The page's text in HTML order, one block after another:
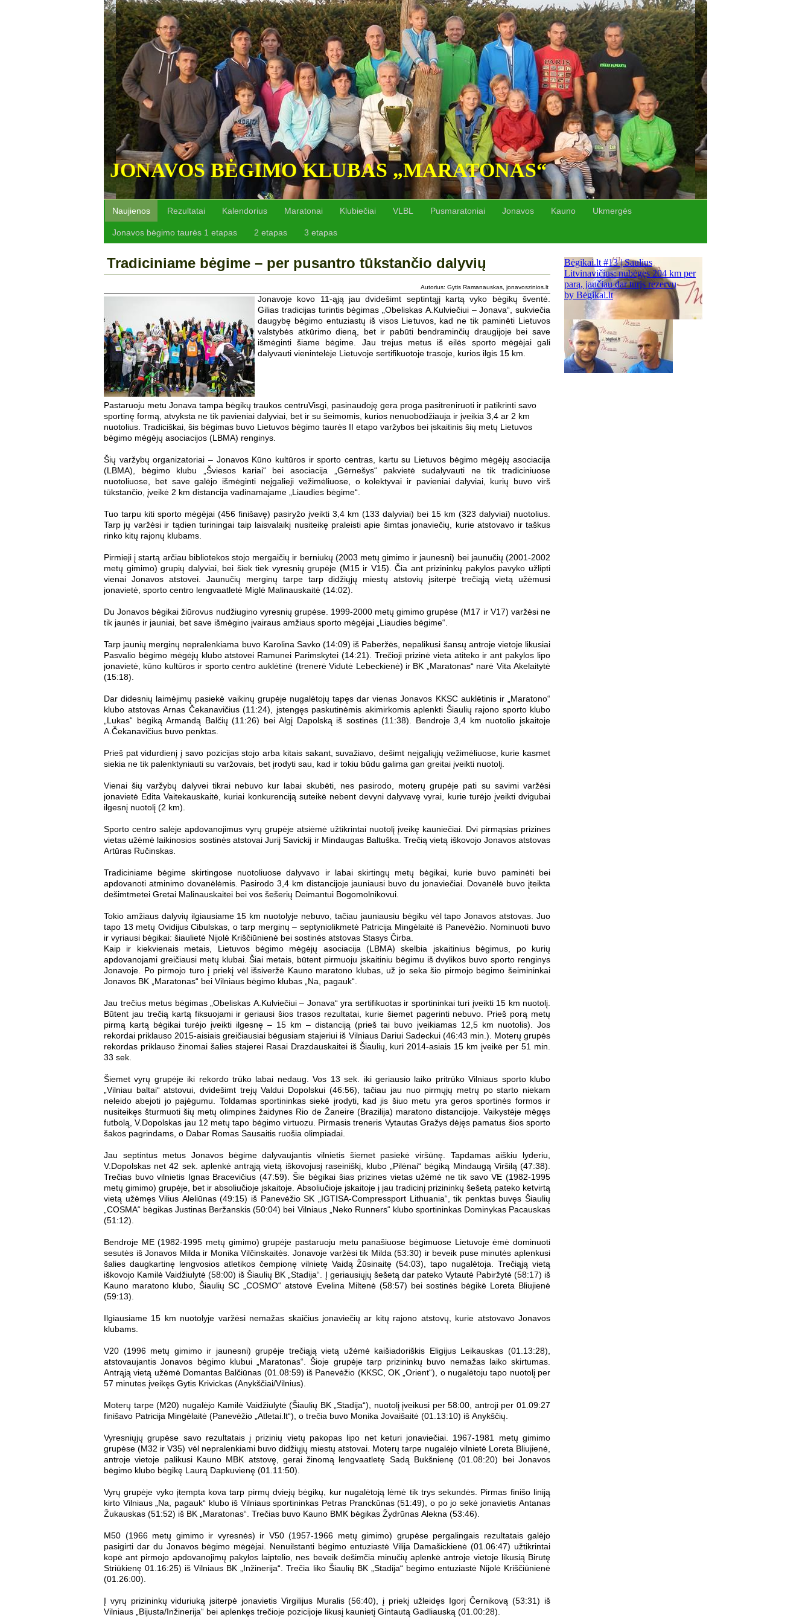
JONAVOS BĖGIMO KLUBAS „MARATONAS“
Naujienos Rezultatai Kalendorius Maratonai Klubiečiai VLBL Pusmaratoniai Jonavos Kauno Ukmergės
Jonavos bėgimo taurės 1 etapas 2 etapas 3 etapas
Tradiciniame bėgime – per pusantro tūkstančio dalyvių
Autorius: Gytis Ramanauskas, jonavoszinios.lt
Jonavoje kovo 11-ąją jau dvidešimt septintąjį kartą vyko bėgikų šventė.
Gilias tradicijas turintis bėgimas „Obeliskas A.Kulviečiui – Jonava“, sukviečia
daugybę bėgimo entuziastų iš visos Lietuvos, kad ne tik paminėti Lietuvos
valstybės atkūrimo dieną, bet ir pabūti bendraminčių draugijoje bei save
išmėginti šiame bėgime. Jau trejus metus iš eilės sporto mėgėjai gali
dalyvauti vienintelėje Lietuvoje sertifikuotoje trasoje, kurios ilgis 15 km.
Pastaruoju metu Jonava tampa bėgikų traukos centruVisgi, pasinaudoję gera proga pasitreniruoti ir patikrinti savo
sportinę formą, atvyksta ne tik pavieniai dalyviai, bet ir su šeimomis, kurios nenuobodžiauja ir įveikia 3,4 ar 2 km
nuotolius. Tradiciškai, šis bėgimas buvo Lietuvos bėgimo taurės II etapo varžybos bei įskaitinis šių metų Lietuvos
bėgimo mėgėjų asociacijos (LBMA) renginys.
Šių varžybų organizatoriai – Jonavos Kūno kultūros ir sporto centras, kartu su Lietuvos bėgimo mėgėjų asociacija
(LBMA), bėgimo klubu „Šviesos kariai“ bei asociacija „Gėrnešys“ pakvietė sudalyvauti ne tik tradiciniuose
nuotoliuose, bet save galėjo išmėginti neįgalieji vežimėliuose, o kolektyvai ir pavieniai dalyviai, kurių buvo virš
tūkstančio, įveikė 2 km distancija vadinamajame „Liaudies bėgime“.
Tuo tarpu kiti sporto mėgėjai (456 finišavę) pasiryžo įveikti 3,4 km (133 dalyviai) bei 15 km (323 dalyviai) nuotolius.
Tarp jų varžėsi ir tądien turiningai taip laisvalaikį nusiteikę praleisti apie šimtas jonaviečių, kurie atstovavo ir taškus
rinko kitų rajonų klubams.
Pirmieji į startą arčiau bibliotekos stojo mergaičių ir berniukų (2003 metų gimimo ir jaunesni) bei jaunučių (2001-2002
metų gimimo) grupių dalyviai, bei šiek tiek vyresnių grupėje (M15 ir V15). Čia ant prizininkų pakylos pavyko užlipti
vienai Jonavos atstovei. Jaunučių merginų tarpe tarp didžiųjų miestų atstovių įsiterpė trečiąją vietą užėmusi
jonavietė, sporto centro lengvaatletė Miglė Malinauskaitė (14:02).
Du Jonavos bėgikai žiūrovus nudžiugino vyresnių grupėse. 1999-2000 metų gimimo grupėse (M17 ir V17) varžėsi ne
tik jaunės ir jauniai, bet save išmėgino įvairaus amžiaus sporto mėgėjai „Liaudies bėgime“.
Tarp jaunių merginų nepralenkiama buvo Karolina Savko (14:09) iš Paberžės, nepalikusi šansų antroje vietoje likusiai
Pasvalio bėgimo mėgėjų klubo atstovei Ramunei Parimskytei (14:21). Trečioji prizinė vieta atiteko ir ant pakylos lipo
jonavietė, kūno kultūros ir sporto centro auklėtinė (trenerė Vidutė Lebeckienė) ir BK „Maratonas“ narė Vita Akelaitytė
(15:18).
Dar didesnių laimėjimų pasiekė vaikinų grupėje nugalėtojų tapęs dar vienas Jonavos KKSC auklėtinis ir „Maratono“
klubo atstovas Arnas Čekanavičius (11:24), įstengęs paskutinėmis akimirkomis aplenkti Šiaulių rajono sporto klubo
„Lukas“ bėgiką Armandą Balčių (11:26) bei Algį Dapolską iš sostinės (11:38). Bendroje 3,4 km nuotolio įskaitoje
A.Čekanavičius buvo penktas.
Prieš pat vidurdienį į savo pozicijas stojo arba kitais sakant, suvažiavo, dešimt neįgaliųjų vežimėliuose, kurie kasmet
siekia ne tik palenktyniauti su varžovais, bet įrodyti sau, kad ir tokiu būdu galima gan greitai įveikti nuotolį.
Vienai šių varžybų dalyvei tikrai nebuvo kur labai skubėti, nes pasirodo, moterų grupėje pati su savimi varžėsi
jonavietė Edita Vaitekauskaitė, kuriai konkurenciją suteikė nebent devyni dalyvavę vyrai, kurie turėjo įveikti dvigubai
ilgesnį nuotolį (2 km).
Sporto centro salėje apdovanojimus vyrų grupėje atsiėmė užtikrintai nuotolį įveikę kauniečiai. Dvi pirmąsias prizines
vietas užėmė laikinosios sostinės atstovai Jurij Savickij ir Mindaugas Baltuška. Trečią vietą iškovojo Jonavos atstovas
Artūras Ručinskas.
Tradiciniame bėgime skirtingose nuotoliuose dalyvavo ir labai skirtingų metų bėgikai, kurie buvo paminėti bei
apdovanoti atminimo dovanėlėmis. Pasirodo 3,4 km distancijoje jauniausi buvo du jonaviečiai. Dovanėlė buvo įteikta
dešimtmetei Gretai Malinauskaitei bei vos šešerių Deimantui Bogomolnikovui.
Tokio amžiaus dalyvių ilgiausiame 15 km nuotolyje nebuvo, tačiau jauniausiu bėgiku vėl tapo Jonavos atstovas. Juo
tapo 13 metų Ovidijus Cibulskas, o tarp merginų – septyniolikmetė Patricija Mingėlaitė iš Panevėžio. Nominuoti buvo
ir vyriausi bėgikai: šiaulietė Nijolė Kriščiūnienė bei sostinės atstovas Stasys Čirba.
Kaip ir kiekvienais metais, Lietuvos bėgimo mėgėjų asociacija (LBMA) skelbia įskaitinius bėgimus, po kurių
apdovanojami greičiausi metų klubai. Šiai metais, būtent pirmuoju įskaitiniu bėgimu iš dvylikos buvo sporto renginys
Jonavoje. Po pirmojo turo į priekį vėl išsiveržė Kauno maratono klubas, už jo seka šio pirmojo bėgimo šeimininkai
Jonavos BK „Maratonas“ bei Vilniaus bėgimo klubas „Na, pagauk“.
Jau trečius metus bėgimas „Obeliskas A.Kulviečiui – Jonava“ yra sertifikuotas ir sportininkai turi įveikti 15 km nuotolį.
Būtent jau trečią kartą fiksuojami ir geriausi šios trasos rezultatai, kurie šiemet pagerinti nebuvo. Prieš porą metų
pirmą kartą bėgikai turėjo įveikti ilgesnę – 15 km – distanciją (prieš tai buvo įveikiamas 12,5 km nuotolis). Jos
rekordai priklauso 2015-aisiais greičiausiai bėgusiam stajeriui iš Vilniaus Dariui Sadeckui (46:43 min.). Moterų grupės
rekordas priklauso žinomai šalies stajerei Rasai Drazdauskaitei iš Šiaulių, kuri 2014-asiais 15 km įveikė per 51 min.
33 sek.
Šiemet vyrų grupėje iki rekordo trūko labai nedaug. Vos 13 sek. iki geriausio laiko pritrūko Vilniaus sporto klubo
„Vilniau baltai“ atstovui, dvidešimt trejų Valdui Dopolskui (46:56), tačiau jau nuo pirmųjų metrų po starto niekam
neleido abejoti jo pajėgumu. Toldamas sportininkas siekė įrodyti, kad jis šiuo metu yra geros sportinės formos ir
nusiteikęs šturmuoti šių metų olimpines žaidynes Rio de Žaneire (Brazilija) maratono distancijoje. Vaikystėje mėgęs
futbolą, V.Dopolskas jau 12 metų tapo bėgimo virtuozu. Pirmasis treneris Vytautas Gražys dėjęs pamatus šios sporto
šakos pagrindams, o Dabar Romas Sausaitis ruošia olimpiadai.
Jau septintus metus Jonavos bėgime dalyvaujantis vilnietis šiemet pasiekė viršūnę. Tapdamas aiškiu lyderiu,
V.Dopolskas net 42 sek. aplenkė antrąją vietą iškovojusį raseiniškį, klubo „Pilėnai“ bėgiką Mindaugą Viršilą (47:38).
Trečias buvo vilnietis Ignas Bracevičius (47:59). Šie bėgikai šias prizines vietas užėmė ne tik savo VE (1982-1995
metų gimimo) grupėje, bet ir absoliučioje įskaitoje. Absoliučioje įskaitoje į jau tradicinį prizininkų šešetą pateko ketvirtą
vietą užėmęs Vilius Aleliūnas (49:15) iš Panevėžio SK „IGTISA-Compressport Lithuania“, tik penktas buvęs Šiaulių
„COSMA“ bėgikas Justinas Beržanskis (50:04) bei Vilniaus „Neko Runners“ klubo sportininkas Dominykas Pacauskas
(51:12).
Bendroje ME (1982-1995 metų gimimo) grupėje pastaruoju metu panašiuose bėgimuose Lietuvoje ėmė dominuoti
sesutės iš Jonavos Milda ir Monika Vilčinskaitės. Jonavoje varžėsi tik Milda (53:30) ir beveik puse minutės aplenkusi
šalies daugkartinę lengvosios atletikos čempionę vilnietę Vaidą Žūsinaitę (54:03), tapo nugalėtoja. Trečiąją vietą
iškovojo Kamilė Vaidžiulytė (58:00) iš Šiaulių BK „Stadija“. Į geriausiųjų šešetą dar pateko Vytautė Pabiržytė (58:17) iš
Kauno maratono klubo, Šiaulių SC „COSMO“ atstovė Evelina Miltenė (58:57) bei sostinės bėgikė Loreta Bliujienė
(59:13).
Ilgiausiame 15 km nuotolyje varžėsi nemažas skaičius jonaviečių ar kitų rajono atstovų, kurie atstovavo Jonavos
klubams.
V20 (1996 metų gimimo ir jaunesni) grupėje trečiąją vietą užėmė kaišiadoriškis Eligijus Leikauskas (01.13:28),
atstovaujantis Jonavos bėgimo klubui „Maratonas“. Šioje grupėje tarp prizininkų buvo nemažas laiko skirtumas.
Antrąją vietą užėmė Domantas Balčiūnas (01.08:59) iš Panevėžio (KKSC, OK „Orient“), o nugalėtoju tapo nuotolį per
57 minutes įveikęs Gytis Krivickas (Anykščiai/Vilnius).
Moterų tarpe (M20) nugalėjo Kamilė Vaidžiulytė (Šiaulių BK „Stadija“), nuotolį įveikusi per 58:00, antroji per 01.09:27
finišavo Patricija Mingėlaitė (Panevėžio „Atletai.lt“), o trečia buvo Monika Jovaišaitė (01.13:10) iš Anykščių.
Vyresniųjų grupėse savo rezultatais į prizinių vietų pakopas lipo net keturi jonaviečiai. 1967-1981 metų gimimo
grupėse (M32 ir V35) vėl nepralenkiami buvo didžiųjų miestų atstovai. Moterų tarpe nugalėjo vilnietė Loreta Bliujienė,
antroje vietoje palikusi Kauno MBK atstovę, gerai žinomą lengvaatletę Sadą Bukšnienę (01.08:20) bei Jonavos
bėgimo klubo bėgikę Laurą Dapkuvienę (01.11:50).
Vyrų grupėje vyko įtempta kova tarp pirmų dviejų bėgikų, kur nugalėtoją lėmė tik trys sekundės. Pirmas finišo liniją
kirto Vilniaus „Na, pagauk“ klubo iš Vilniaus sportininkas Petras Pranckūnas (51:49), o po jo sekė jonavietis Antanas
Žukauskas (51:52) iš BK „Maratonas“. Trečias buvo Kauno BMK bėgikas Žydrūnas Alekna (53:46).
M50 (1966 metų gimimo ir vyresnės) ir V50 (1957-1966 metų gimimo) grupėse pergalingais rezultatais galėjo
pasigirti dar du Jonavos bėgimo mėgėjai. Nenuilstanti bėgimo entuziastė Vilija Damašickienė (01.06:47) užtikrintai
kopė ant pirmojo apdovanojimų pakylos laiptelio, nes beveik dešimčia minučių aplenkė antroje vietoje likusią Birutę
Striūkienę 01.16:25) iš Vilniaus BK „Inžinerija“. Trečia liko Šiaulių BK „Stadija“ bėgimo entuziastė Nijolė Kriščiūnienė
(01.26:00).
Į vyrų prizininkų viduriuką įsiterpė jonavietis Virgilijus Muralis (56:40), į priekį užleidęs Igorį Černikovą (53:31) iš
Vilniaus „Bijusta/Inžinerija“ bei aplenkęs trečioje pozicijoje likusį kaunietį Gintautą Gadliauską (01.00:28).